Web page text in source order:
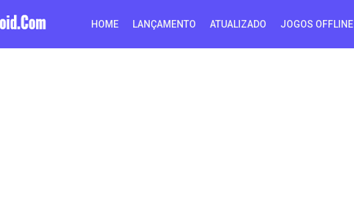
HOME LANÇAMENTO ATUALIZADO JOGOS OFFLINE